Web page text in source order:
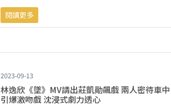
閱讀更多
2023-09-13
林逸欣《墜》MV請出莊凱勛飆戲 兩人密待車中
引爆激吻戲 沈浸式劇力透心